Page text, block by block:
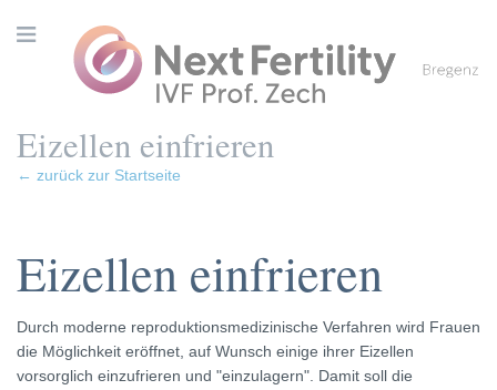
Eizellen einfrieren
← zurück zur Startseite
Eizellen einfrieren
Durch moderne reproduktionsmedizinische Verfahren wird Frauen
die Möglichkeit eröffnet, auf Wunsch einige ihrer Eizellen
vorsorglich einzufrieren und "einzulagern". Damit soll die